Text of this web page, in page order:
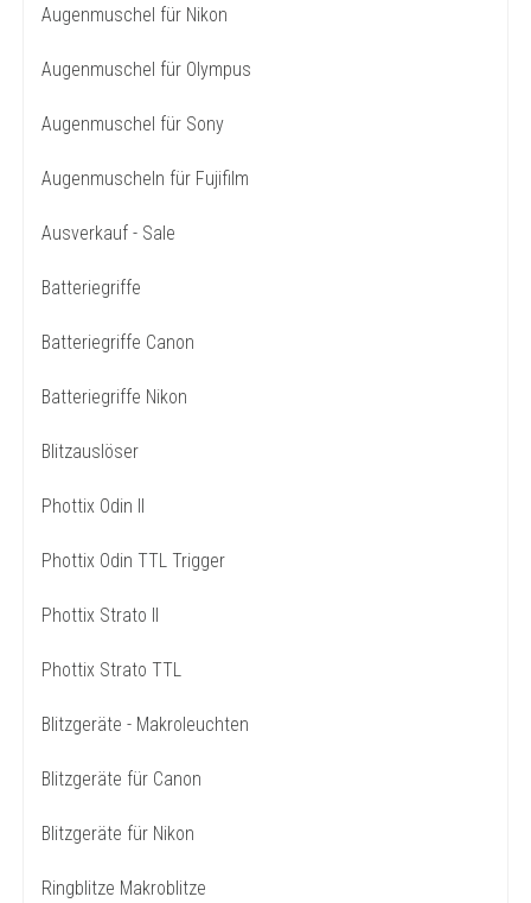
Augenmuschel für Nikon
Augenmuschel für Olympus
Augenmuschel für Sony
Augenmuscheln für Fujifilm
Ausverkauf - Sale
Batteriegriffe
Batteriegriffe Canon
Batteriegriffe Nikon
Blitzauslöser
Phottix Odin II
Phottix Odin TTL Trigger
Phottix Strato II
Phottix Strato TTL
Blitzgeräte - Makroleuchten
Blitzgeräte für Canon
Blitzgeräte für Nikon
Ringblitze Makroblitze